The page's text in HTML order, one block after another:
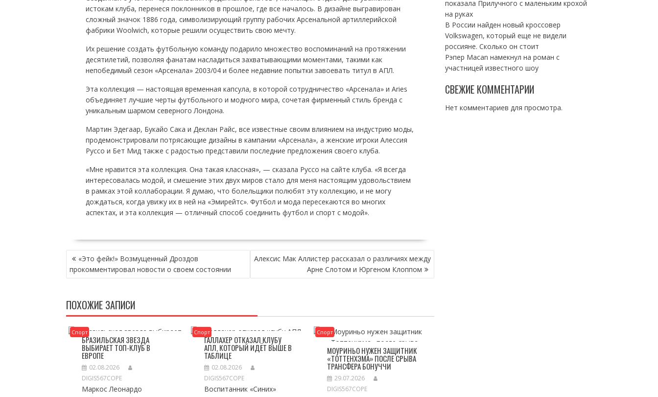
истокам клуба, перенеся поклонников в прошлое, где все началось. В дизайне выгравирован
сложный значок 1886 года, символизирующий группу рабочих Арсенальной артиллерийской
фабрики Woolwich, которые решили осуществить свою мечту.
Их решение создать футбольную команду подарило множество воспоминаний на протяжении
десятилетий, позволяя фанатам насладиться захватывающими моментами, такими как
непобедимый сезон «Арсенала» 2003/04 и более недавние попытки завоевать титул в АПЛ.
Эта коллекция — настоящая временная капсула, в которой сотрудничество «Арсенала» и Aries
объединяет лучшие черты футбольного и модного мира, сочетая фирменный стиль бренда с
уникальным шармом северного Лондона.
Мартин Эдегаар, Букайо Сака и Деклан Райс, все известные своим влиянием на индустрию моды,
продемонстрировали потрясающие дизайны в кампании «Арсенала», а женские игроки Алессия
Руссо и Бет Мид также с радостью представили последние предложения своего клуба.
«Мне нравится эта коллекция. Она такая классная», — сказала Руссо на сайте клуба. «Я всегда
интересовалась модой, и смешение этих двух миров стало для меня настоящим удовольствием
в рамках этой коллаборации. Я думаю, что болельщики полюбят эту коллекцию, и не могу
дождаться, когда увижу их в ней на «Эмирейтс». Футбол и мода пересекаются во многих
аспектах, и эта коллекция — отличный способ соединить футбол и спорт с модой».
НАВИГАЦИЯ
ПО
ЗАПИСЯМ
«Это фейк!» Возмущенный Дроздов
прокомментировал новости о своем состоянии
Алексис Мак Аллистер рассказал о различиях между
Арне Слотом и Юргеном Клоппом
ПОХОЖИЕ ЗАПИСИ
Спорт
БРАЗИЛЬСКАЯ ЗВЕЗДА
ВЫБИРАЕТ ТОП-КЛУБ В
ЕВРОПЕ
02.08.2026
DIGIS567COPE
Маркос Леонардо
Спорт
ГАЛЛАХЕР ОТКАЗАЛ КЛУБУ
АПЛ, КОТОРЫЙ ИДЁТ ВЫШЕ В
ТАБЛИЦЕ
02.08.2026
DIGIS567COPE
Воспитанник «Синих»
Спорт
МОУРИНЬО НУЖЕН ЗАЩИТНИК
«ТОТТЕНХЭМА» ПОСЛЕ СРЫВА
ТРАНСФЕРА БОНУЧЧИ
29.07.2026
DIGIS567COPE
показала Прилучного с маленьким крохой
на руках
В России найден новый кроссовер
Volkswagen, который еще не видели
россияне. Сколько он стоит
Рэпер Macan намекнул на роман с
участницей известного шоу
СВЕЖИЕ КОММЕНТАРИИ
Нет комментариев для просмотра.